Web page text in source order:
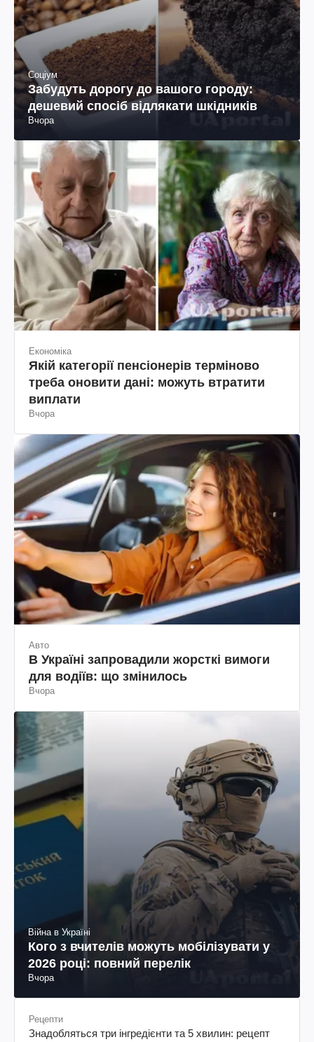
Соціум
Забудуть дорогу до вашого городу:
дешевий спосіб відлякати шкідників
Вчора
Економіка
Якій категорії пенсіонерів терміново
треба оновити дані: можуть втратити
виплати
Вчора
Авто
В Україні запровадили жорсткі вимоги
для водіїв: що змінилось
Вчора
Війна в Україні
Кого з вчителів можуть мобілізувати у
2026 році: повний перелік
Вчора
Рецепти
Знадобляться три інгредієнти та 5 хвилин: рецепт